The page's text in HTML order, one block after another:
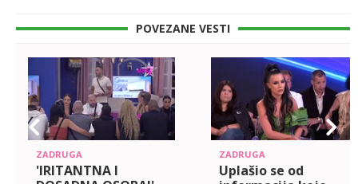
POVEZANE VESTI
ZADRUGA
'IRITANTNA I
ZADRUGA
Uplašio se od